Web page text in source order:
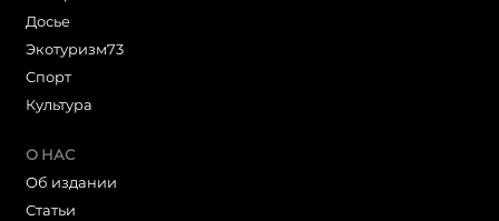
Досье
Экотуризм73
Cпорт
Культура
О НАС
Об издании
Статьи